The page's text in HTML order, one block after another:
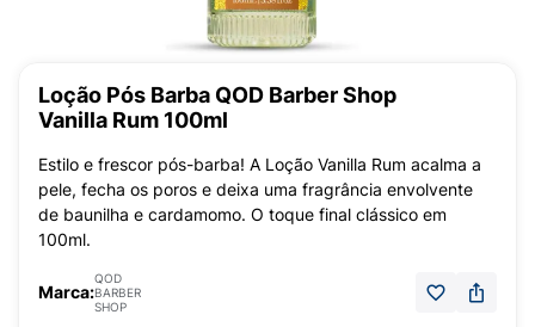
Loção Pós Barba QOD Barber Shop
Vanilla Rum 100ml
Estilo e frescor pós-barba! A Loção Vanilla Rum acalma a
pele, fecha os poros e deixa uma fragrância envolvente
de baunilha e cardamomo. O toque final clássico em
100ml.
Marca:
QOD
BARBER
SHOP